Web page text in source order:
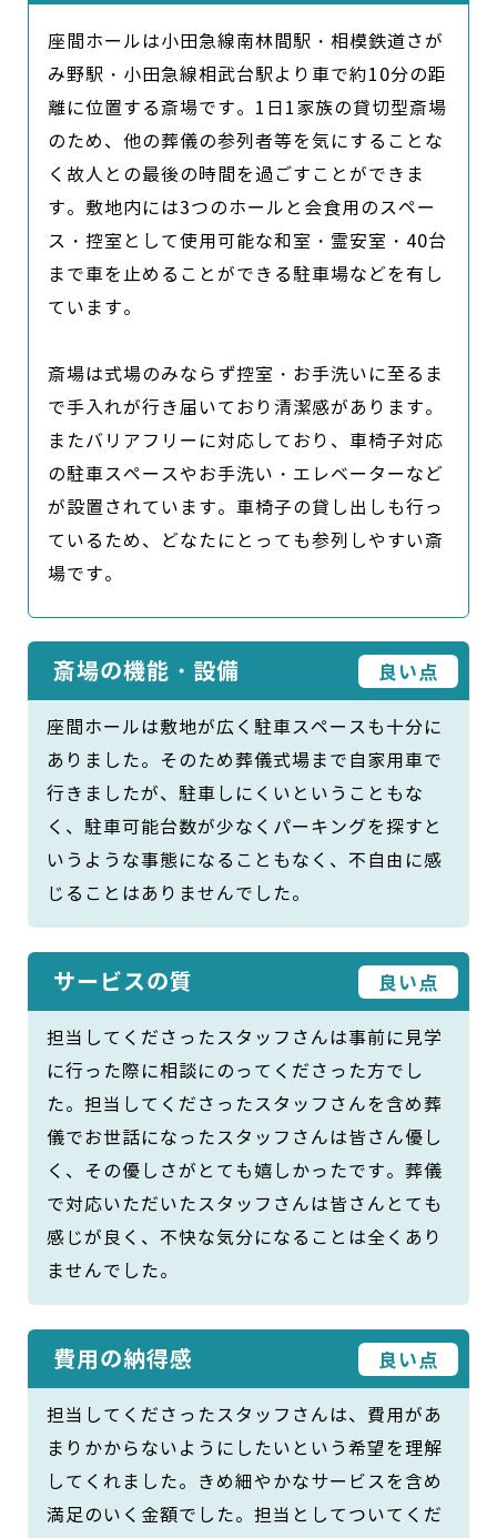
座間ホールは小田急線南林間駅・相模鉄道さが
み野駅・小田急線相武台駅より車で約10分の距
離に位置する斎場です。1日1家族の貸切型斎場
のため、他の葬儀の参列者等を気にすることな
く故人との最後の時間を過ごすことができま
す。敷地内には3つのホールと会食用のスペー
ス・控室として使用可能な和室・霊安室・40台
まで車を止めることができる駐車場などを有し
ています。
斎場は式場のみならず控室・お手洗いに至るま
で手入れが行き届いており清潔感があります。
またバリアフリーに対応しており、車椅子対応
の駐車スペースやお手洗い・エレベーターなど
が設置されています。車椅子の貸し出しも行っ
ているため、どなたにとっても参列しやすい斎
場です。
斎場の機能・設備 良い点
座間ホールは敷地が広く駐車スペースも十分に
ありました。そのため葬儀式場まで自家用車で
行きましたが、駐車しにくいということもな
く、駐車可能台数が少なくパーキングを探すと
いうような事態になることもなく、不自由に感
じることはありませんでした。
サービスの質 良い点
担当してくださったスタッフさんは事前に見学
に行った際に相談にのってくださった方でし
た。担当してくださったスタッフさんを含め葬
儀でお世話になったスタッフさんは皆さん優し
く、その優しさがとても嬉しかったです。葬儀
で対応いただいたスタッフさんは皆さんとても
感じが良く、不快な気分になることは全くあり
ませんでした。
費用の納得感 良い点
担当してくださったスタッフさんは、費用があ
まりかからないようにしたいという希望を理解
してくれました。きめ細やかなサービスを含め
満足のいく金額でした。担当としてついてくだ